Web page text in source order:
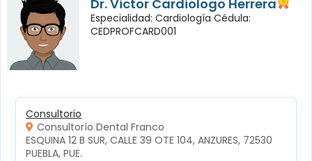
Dr. Victor Cardiologo Herrera
Especialidad: Cardiología Cédula:
CEDPROFCARD001
Consultorio
Consultorío Dental Franco
ESQUINA 12 B SUR, CALLE 39 OTE 104, ANZURES, 72530
PUEBLA, PUE.